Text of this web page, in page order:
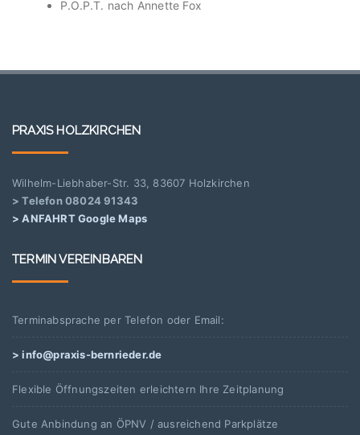
P.O.P.T. nach Annette Fox
PRAXIS HOLZKIRCHEN
Wilhelm-Liebhaber-Str. 33, 83607 Holzkirchen
> Telefon 08024 91343
> ANFAHRT Google Maps
TERMIN VEREINBAREN
Terminabsprache per Telefon oder Email:
> info@praxis-bernrieder.de
Flexible Öffnungszeiten erleichtern Ihre Zeitplanung
Gute Anbindung an ÖPNV / ausreichend Parkplätze